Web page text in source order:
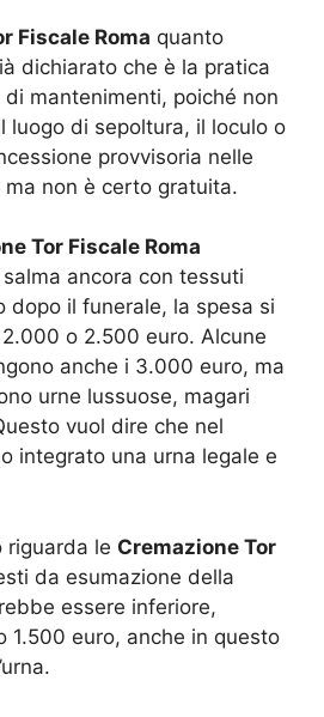
Fiscale Roma quanto
dichiarato che è la pratica
mantenimenti, poiché non
luogo di sepoltura, il loculo o
provvisoria nelle
non è certo gratuita.
Tor Fiscale Roma
ancora con tessuti
dopo il funerale, la spesa si
o 2.500 euro. Alcune
anche i 3.000 euro, ma
urne lussuose, magari
vuol dire che nel
integrato una urna legale e
riguarda le Cremazione Tor
da esumazione della
essere inferiore,
1.500 euro, anche in questo